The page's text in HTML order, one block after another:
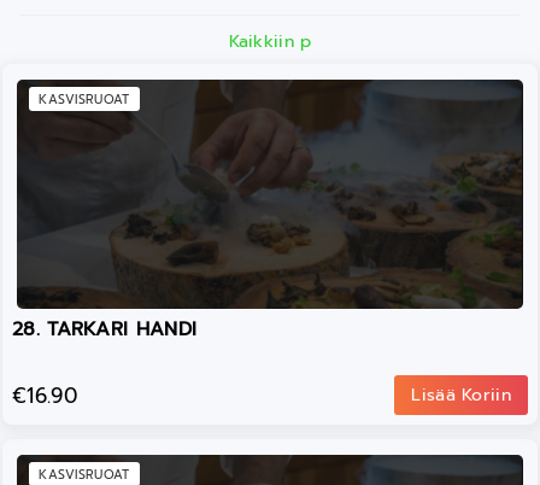
Kaikkiin p
KASVISRUOAT
28. TARKARI HANDI
€16.90 Lisää Koriin
KASVISRUOAT